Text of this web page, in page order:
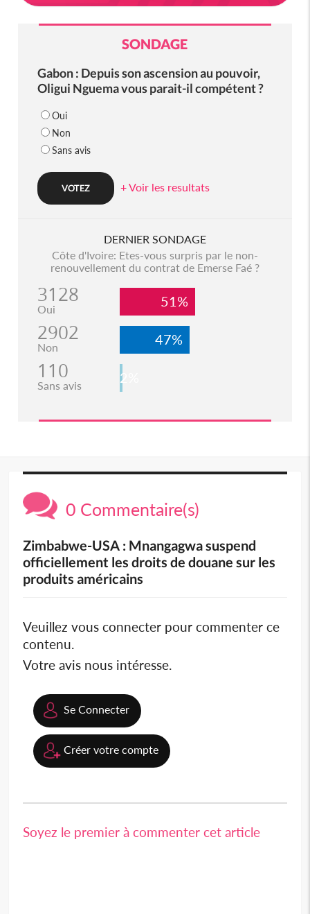
SONDAGE
Gabon : Depuis son ascension au pouvoir,
Oligui Nguema vous parait-il compétent ?
Oui
Non
Sans avis
+ Voir les resultats
DERNIER SONDAGE
Côte d'Ivoire: Etes-vous surpris par le non-
renouvellement du contrat de Emerse Faé ?
3128
Oui 51%
2902
Non 47%
110
Sans avis 2%
0 Commentaire(s)
Zimbabwe-USA : Mnangagwa suspend
officiellement les droits de douane sur les
produits américains
Veuillez vous connecter pour commenter ce
contenu.
Votre avis nous intéresse.
Se Connecter
Créer votre compte
Soyez le premier à commenter cet article